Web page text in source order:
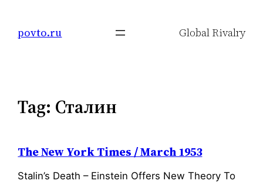
povto.ru Global Rivalry
Tag: Сталин
The New York Times / March 1953
Stalin’s Death – Einstein Offers New Theory To